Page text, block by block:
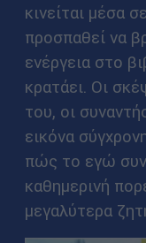
κινείται μέσα
προσπαθεί να
ενέργεια στο
κρατάει. Οι
του, οι
εικόνα
πώς το εγώ
καθημερινή
μεγαλύτερα